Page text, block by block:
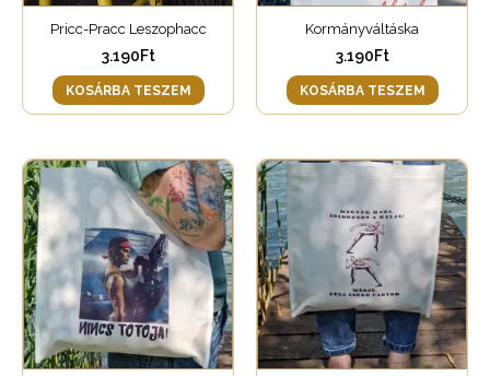
Pricc-Pracc Leszophacc
3.190Ft
KOSÁRBA TESZEM
Kormányváltáska
3.190Ft
KOSÁRBA TESZEM